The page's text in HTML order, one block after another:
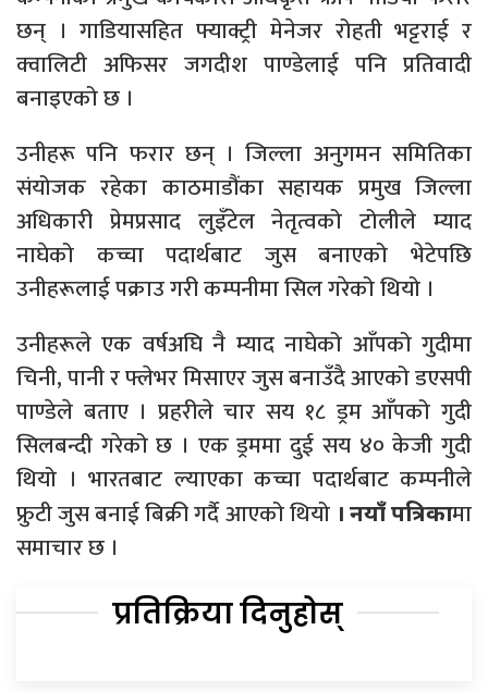
छन् । गाडियासहित फ्याक्ट्री मेनेजर रोहती भट्टराई र
क्वालिटी अफिसर जगदीश पाण्डेलाई पनि प्रतिवादी
बनाइएको छ ।
उनीहरू पनि फरार छन् । जिल्ला अनुगमन समितिका
संयोजक रहेका काठमाडौंका सहायक प्रमुख जिल्ला
अधिकारी प्रेमप्रसाद लुइँटेल नेतृत्वको टोलीले म्याद
नाघेको कच्चा पदार्थबाट जुस बनाएको भेटेपछि
उनीहरूलाई पक्राउ गरी कम्पनीमा सिल गरेको थियो ।
उनीहरूले एक वर्षअघि नै म्याद नाघेको आँपको गुदीमा
चिनी, पानी र फ्लेभर मिसाएर जुस बनाउँदै आएको डएसपी
पाण्डेले बताए । प्रहरीले चार सय १८ ड्रम आँपको गुदी
सिलबन्दी गरेको छ । एक ड्रममा दुई सय ४० केजी गुदी
थियो । भारतबाट ल्याएका कच्चा पदार्थबाट कम्पनीले
फ्रुटी जुस बनाई बिक्री गर्दै आएको थियो । नयाँ पत्रिकामा
समाचार छ ।
प्रतिक्रिया दिनुहोस्